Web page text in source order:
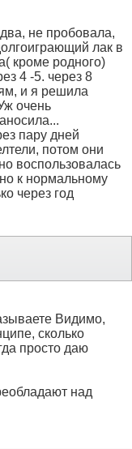
не пробовала,
лак в
кроме родного)
4 -5. через 8
и я решила
очень
пару дней
потом они
воспользовалась
к нормальному
через год
Видимо,
сколько
просто даю
над